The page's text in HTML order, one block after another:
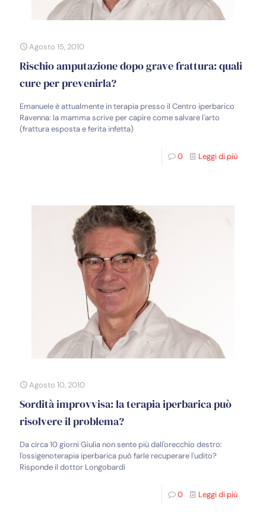
Agosto 15, 2010
Rischio amputazione dopo grave frattura: quali
cure per prevenirla?
Emanuele è attualmente in terapia presso il Centro iperbarico
Ravenna: la mamma scrive per capire come salvare l'arto
(frattura esposta e ferita infetta)
0 Leggi di più
Agosto 10, 2010
Sordità improvvisa: la terapia iperbarica può
risolvere il problema?
Da circa 10 giorni Giulia non sente più dall'orecchio destro:
l'ossigenoterapia iperbarica può farle recuperare l'udito?
Risponde il dottor Longobardi
0 Leggi di più